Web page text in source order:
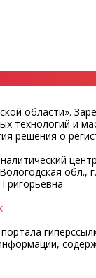
области».
технологий и
решения о
обл.,